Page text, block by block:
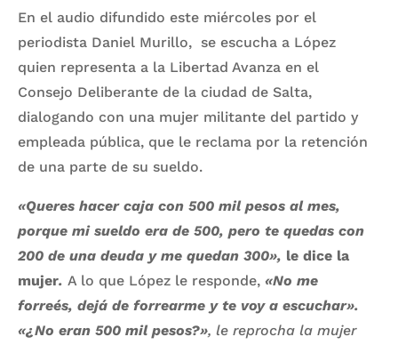
En el audio difundido este miércoles por el
periodista Daniel Murillo, se escucha a López
quien representa a la Libertad Avanza en el
Consejo Deliberante de la ciudad de Salta,
dialogando con una mujer militante del partido y
empleada pública, que le reclama por la retención
de una parte de su sueldo.
«Queres hacer caja con 500 mil pesos al mes,
porque mi sueldo era de 500, pero te quedas con
200 de una deuda y me quedan 300», le dice la
mujer. A lo que López le responde, «No me
forreés, dejá de forrearme y te voy a escuchar».
«¿No eran 500 mil pesos?», le reprocha la mujer